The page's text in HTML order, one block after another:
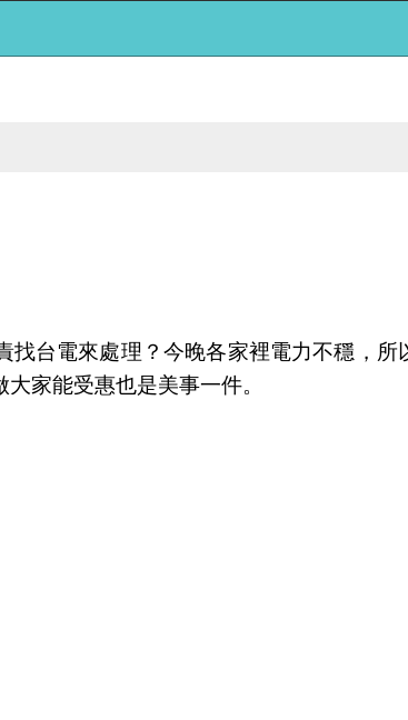
台電來處理？今晚各家裡電力不穩，
家能受惠也是美事一件。